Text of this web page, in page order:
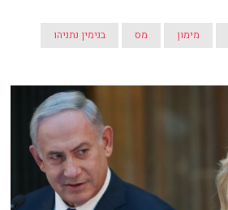
מימון מס בנימין נתניהו